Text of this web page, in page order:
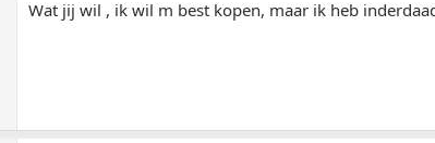
Wat jij wil , ik wil m best kopen, maar ik heb